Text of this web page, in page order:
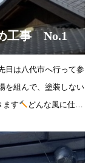
工事 No.1
日は八代市へ行って参
を組んで、塗装しない
ます
どんな風に仕上